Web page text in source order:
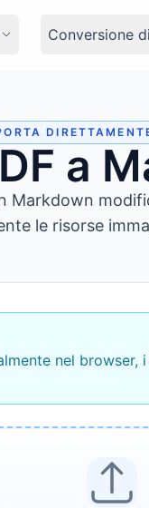
Conversione
a
Markdown
le risorse
nel